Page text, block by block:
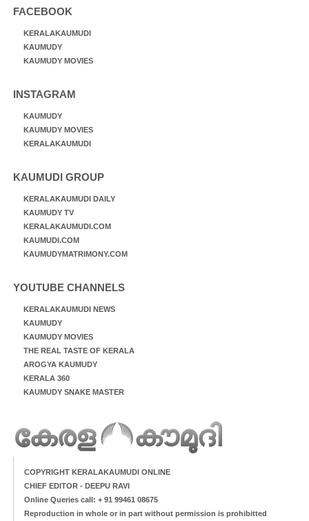
FACEBOOK
KERALAKAUMUDI
KAUMUDY
KAUMUDY MOVIES
INSTAGRAM
KAUMUDY
KAUMUDY MOVIES
KERALAKAUMUDI
KAUMUDI GROUP
KERALAKAUMUDI DAILY
KAUMUDY TV
KERALAKAUMUDI.COM
KAUMUDI.COM
KAUMUDYMATRIMONY.COM
YOUTUBE CHANNELS
KERALAKAUMUDI NEWS
KAUMUDY
KAUMUDY MOVIES
THE REAL TASTE OF KERALA
AROGYA KAUMUDY
KERALA 360
KAUMUDY SNAKE MASTER
COPYRIGHT KERALAKAUMUDI ONLINE
CHIEF EDITOR - DEEPU RAVI
Online Queries call: + 91 99461 08675
Reproduction in whole or in part without permission is prohibitted